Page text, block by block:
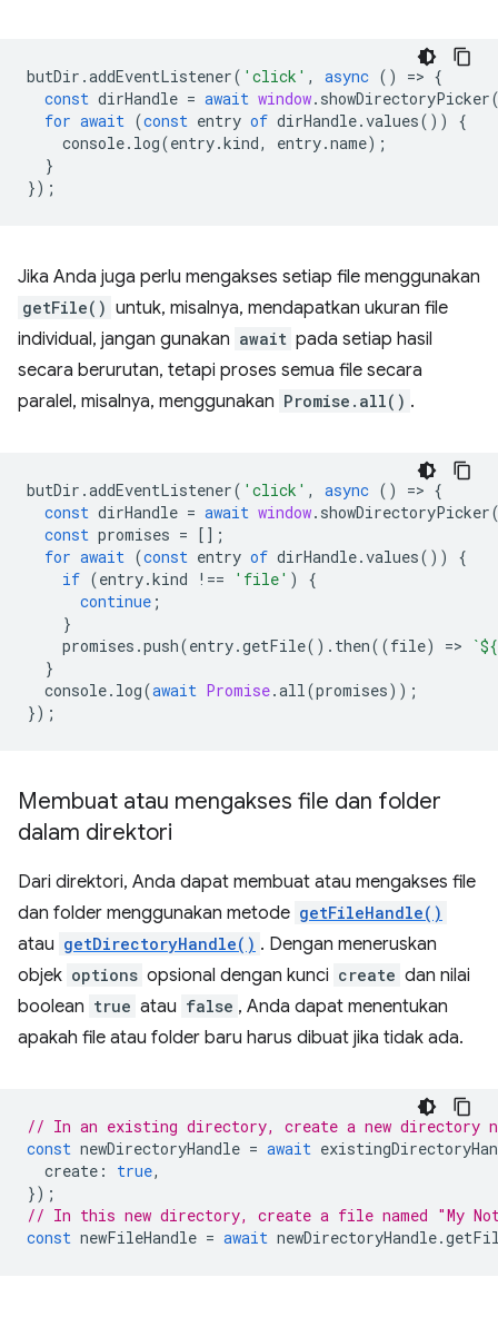
butDir .addEventListener( 'click' , async () => {
const dirHandle = await window. showDirectoryPicker
for await (const entry of dirHandle.values())
{
console. log(entry.kind, entry.name);
}
});
Jika Anda juga perlu mengakses setiap file menggunakan
getFile() untuk, misalnya, mendapatkan ukuran file
individual, jangan gunakan await pada setiap hasil
secara berurutan, tetapi proses semua file secara
paralel, misalnya, menggunakan Promise.all() .
butDir .addEventListener( 'click' , async () => {
const dirHandle = await window. showDirectoryPicker
const promises = [];
for await (const entry of dirHandle.values())
{
if (entry.kind !== 'file' )
{
continue ;
}
promises .push(entry.getFile(). then((file) => `${
}
console. log(await Promise.all(promises));
});
Membuat atau mengakses file dan folder
dalam direktori
Dari direktori, Anda dapat membuat atau mengakses file
dan folder menggunakan metode getFileHandle()
atau getDirectoryHandle() . Dengan meneruskan
objek options opsional dengan kunci create dan nilai
boolean true atau false , Anda dapat menentukan
apakah file atau folder baru harus dibuat jika tidak ada.
// In an existing directory, create a new directory
const newDirectoryHandle = await
create : true,
});
// In this new directory, create a file named "My
const newFileHandle = await newDirectoryHandle.